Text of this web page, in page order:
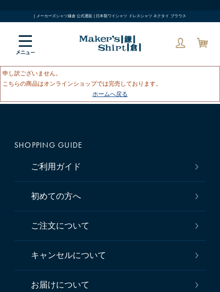
| メーカーズシャツ鎌倉 公式通販 | 日本製ワイシャツ ドレスシャツ ネクタイ ブラウス
申し訳ございません。
こちらの商品はオンラインショップでは完売しております。
ホームへ戻る
SHOPPING GUIDE
ご利用ガイド
初めての方へ
ご注文について
キャンセルについて
お届けについて